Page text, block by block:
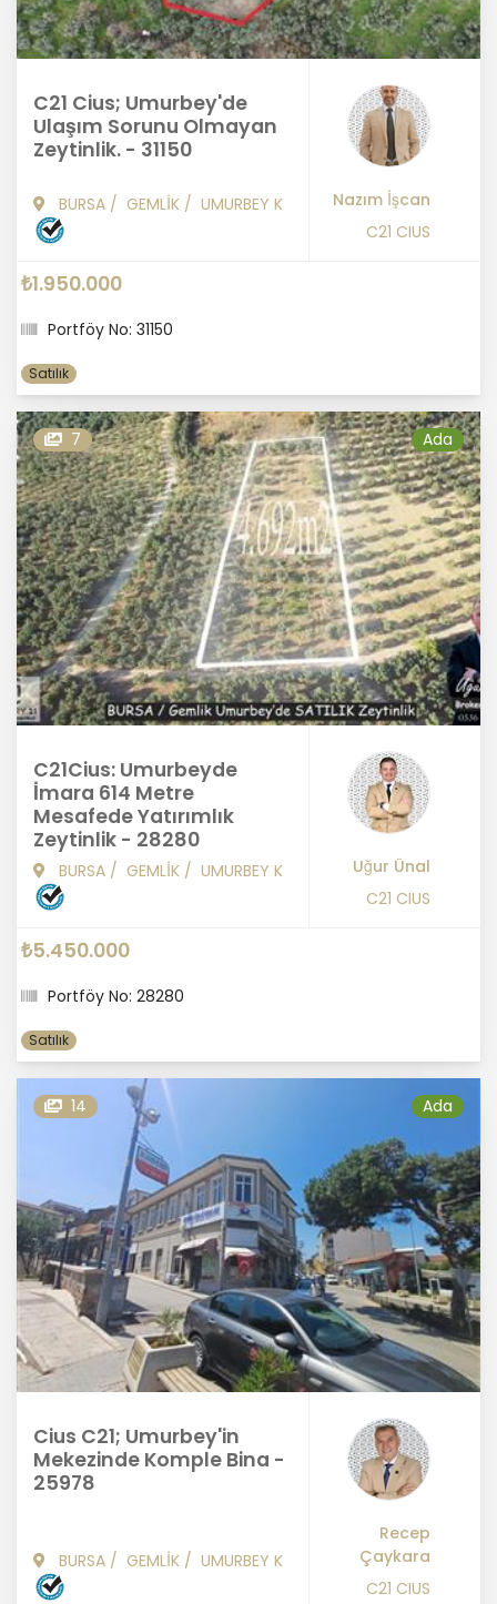
C21 Cius; Umurbey'de
Ulaşım Sorunu Olmayan
Zeytinlik. - 31150
BURSA / GEMLİK / UMURBEY K
Nazım İşcan
C21 CIUS
₺1.950.000
Portföy No: 31150
Satılık
7 Ada
C21Cius: Umurbeyde
İmara 614 Metre
Mesafede Yatırımlık
Zeytinlik - 28280
BURSA / GEMLİK / UMURBEY K
Uğur Ünal
C21 CIUS
₺5.450.000
Portföy No: 28280
Satılık
14 Ada
Cius C21; Umurbey'in
Mekezinde Komple Bina -
25978
BURSA / GEMLİK / UMURBEY K
Recep
Çaykara
C21 CIUS